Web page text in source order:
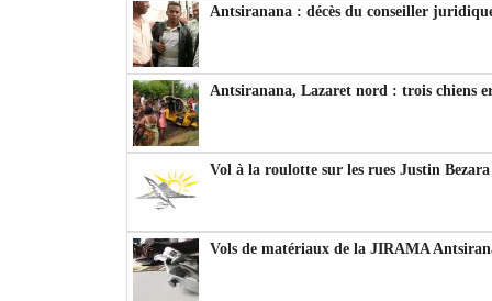
Antsiranana : décès du conseiller
Antsiranana, Lazaret nord : trois chiens
Vol à la roulotte sur les rues Justin
Vols de matériaux de la JIRAMA